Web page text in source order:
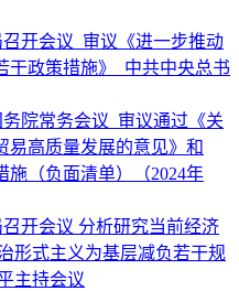
开会议 审议《进一步推动
干政策措施》 中共中央总书
院常务会议 审议通过《关
易高质量发展的意见》和
施（负面清单）（2024年
开会议 分析研究当前经济
形式主义为基层减负若干规
主持会议